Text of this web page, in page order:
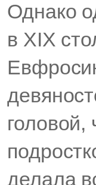
Однако
в XIX
делала